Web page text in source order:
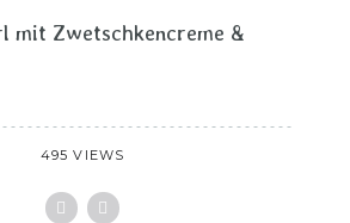
mit Zwetschkencreme &
495 VIEWS